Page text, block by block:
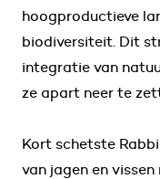
hoogproductieve
biodiversiteit. Dit
integratie van
ze apart neer te
Kort schetste
van jagen en